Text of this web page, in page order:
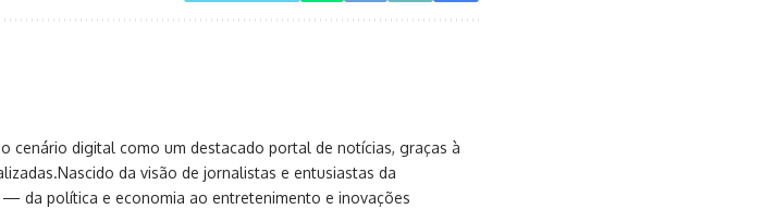
cenário digital como um destacado portal de notícias, graças à
da visão de jornalistas e entusiastas da
da política e economia ao entretenimento e inovações